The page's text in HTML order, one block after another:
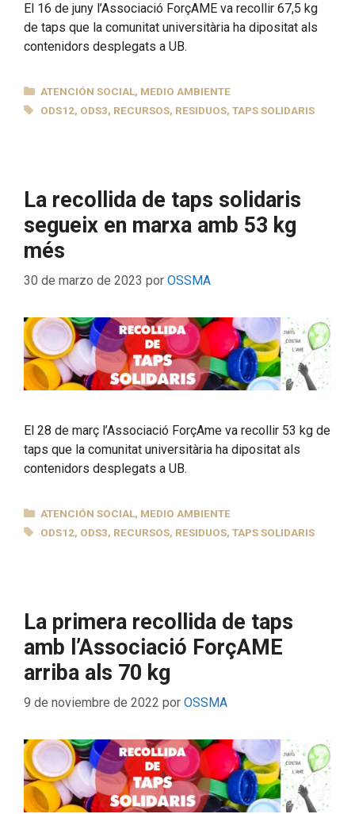
El 16 de juny l’Associació ForçAME va recollir 67,5 kg
de taps que la comunitat universitària ha dipositat als
contenidors desplegats a UB.
CATEGORÍAS
ATENCIÓN SOCIAL, MEDIO AMBIENTE
ETIQUETAS
ODS12, ODS3, RECURSOS, RESIDUOS,TAPS SOLIDARIS
La recollida de taps solidaris
segueix en marxa amb 53 kg
més
30 de marzo de 2023 por OSSMA
El 28 de març l’Associació ForçAme va recollir 53 kg de
taps que la comunitat universitària ha dipositat als
contenidors desplegats a UB.
CATEGORÍAS
ATENCIÓN SOCIAL, MEDIO AMBIENTE
ETIQUETAS
ODS12, ODS3, RECURSOS, RESIDUOS,TAPS SOLIDARIS
La primera recollida de taps
amb l’Associació ForçAME
arriba als 70 kg
9 de noviembre de 2022 por OSSMA